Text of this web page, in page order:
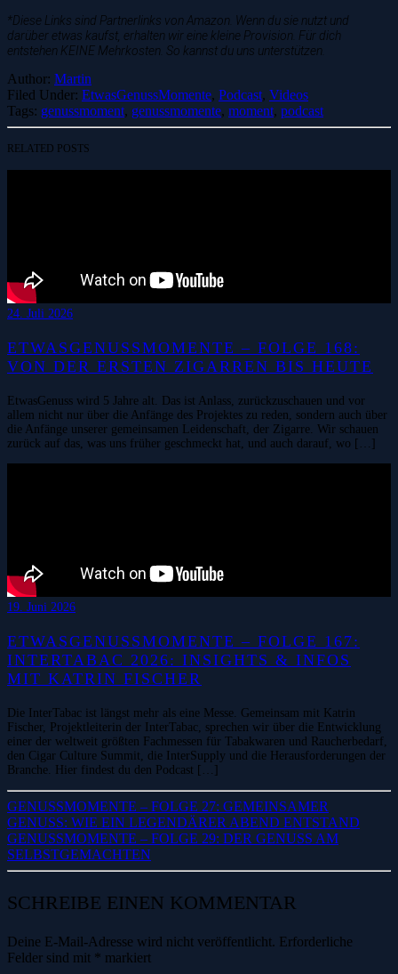
*Diese Links sind Partnerlinks von Amazon. Wenn du sie nutzt und
darüber etwas kaufst, erhalten wir eine kleine Provision. Für dich
entstehen KEINE Mehrkosten. So kannst du uns unterstützen.
Author: Martin
Filed Under: EtwasGenussMomente, Podcast, Videos
Tags: genussmoment, genussmomente, moment, podcast
RELATED POSTS
24. Juli 2026
ETWASGENUSSMOMENTE – FOLGE 168:
VON DER ERSTEN ZIGARREN BIS HEUTE
EtwasGenuss wird 5 Jahre alt. Das ist Anlass, zurückzuschauen und vor
allem nicht nur über die Anfänge des Projektes zu reden, sondern auch über
die Anfänge unserer gemeinsamen Leidenschaft, der Zigarre. Wir schauen
zurück auf das, was uns früher geschmeckt hat, und auch darauf, wo […]
19. Juni 2026
ETWASGENUSSMOMENTE – FOLGE 167:
INTERTABAC 2026: INSIGHTS & INFOS
MIT KATRIN FISCHER
Die InterTabac ist längst mehr als eine Messe. Gemeinsam mit Katrin
Fischer, Projektleiterin der InterTabac, sprechen wir über die Entwicklung
einer der weltweit größten Fachmessen für Tabakwaren und Raucherbedarf,
den Cigar Culture Summit, die InterSupply und die Herausforderungen der
Branche. Hier findest du den Podcast […]
GENUSSMOMENTE – FOLGE 27: GEMEINSAMER
GENUSS: WIE EIN LEGENDÄRER ABEND ENTSTAND
GENUSSMOMENTE – FOLGE 29: DER GENUSS AM
SELBSTGEMACHTEN
SCHREIBE EINEN KOMMENTAR
Deine E-Mail-Adresse wird nicht veröffentlicht. Erforderliche
Felder sind mit * markiert